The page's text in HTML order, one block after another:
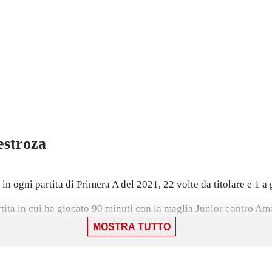
ogni partita di Primera A del 2021, 22 volte da titolare e 1 a
in cui ha giocato 90 minuti con la maglia Junior contro
avendo fornito 4 passaggi vincenti. Inoltre, ha segnato
MOSTRA TUTTO